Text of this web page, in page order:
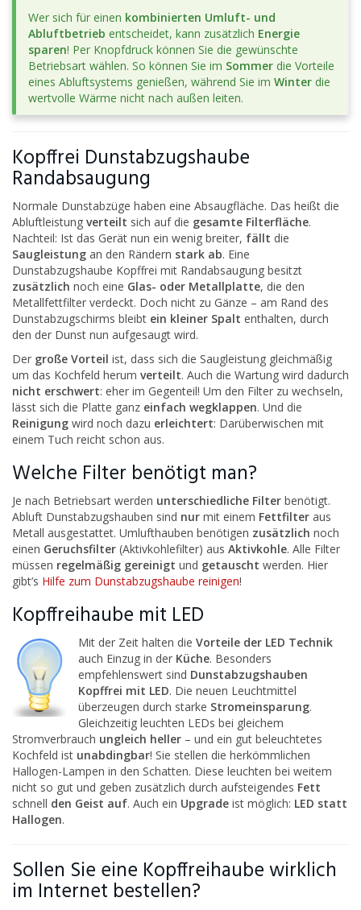
Wer sich für einen kombinierten Umluft- und
Abluftbetrieb entscheidet, kann zusätzlich Energie
sparen! Per Knopfdruck können Sie die gewünschte
Betriebsart wählen. So können Sie im Sommer die Vorteile
eines Abluftsystems genießen, während Sie im Winter die
wertvolle Wärme nicht nach außen leiten.
Kopffrei Dunstabzugshaube
Randabsaugung
Normale Dunstabzüge haben eine Absaugfläche. Das heißt die
Abluftleistung verteilt sich auf die gesamte Filterfläche.
Nachteil: Ist das Gerät nun ein wenig breiter, fällt die
Saugleistung an den Rändern stark ab. Eine
Dunstabzugshaube Kopffrei mit Randabsaugung besitzt
zusätzlich noch eine Glas- oder Metallplatte, die den
Metallfettfilter verdeckt. Doch nicht zu Gänze – am Rand des
Dunstabzugschirms bleibt ein kleiner Spalt enthalten, durch
den der Dunst nun aufgesaugt wird.
Der große Vorteil ist, dass sich die Saugleistung gleichmäßig
um das Kochfeld herum verteilt. Auch die Wartung wird dadurch
nicht erschwert: eher im Gegenteil! Um den Filter zu wechseln,
lässt sich die Platte ganz einfach wegklappen. Und die
Reinigung wird noch dazu erleichtert: Darüberwischen mit
einem Tuch reicht schon aus.
Welche Filter benötigt man?
Je nach Betriebsart werden unterschiedliche Filter benötigt.
Abluft Dunstabzugshauben sind nur mit einem Fettfilter aus
Metall ausgestattet. Umlufthauben benötigen zusätzlich noch
einen Geruchsfilter (Aktivkohlefilter) aus Aktivkohle. Alle Filter
müssen regelmäßig gereinigt und getauscht werden. Hier
gibt’s Hilfe zum Dunstabzugshaube reinigen!
Kopffreihaube mit LED
Mit der Zeit halten die Vorteile der LED Technik
auch Einzug in der Küche. Besonders
empfehlenswert sind Dunstabzugshauben
Kopffrei mit LED. Die neuen Leuchtmittel
überzeugen durch starke Stromeinsparung.
Gleichzeitig leuchten LEDs bei gleichem
Stromverbrauch ungleich heller – und ein gut beleuchtetes
Kochfeld ist unabdingbar! Sie stellen die herkömmlichen
Hallogen-Lampen in den Schatten. Diese leuchten bei weitem
nicht so gut und geben zusätzlich durch aufsteigendes Fett
schnell den Geist auf. Auch ein Upgrade ist möglich: LED statt
Hallogen.
Sollen Sie eine Kopffreihaube wirklich
im Internet bestellen?